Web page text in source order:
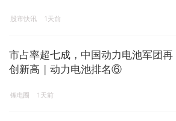
股市快讯 1天前
市占率超七成，中国动力电池军团再
创新高 | 动力电池排名⑥
锂电圈 1天前